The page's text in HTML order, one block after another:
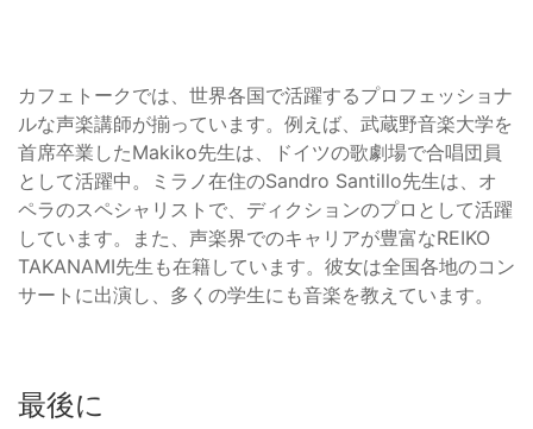
カフェトークでは、世界各国で活躍するプロフェッショナ
ルな声楽講師が揃っています。例えば、武蔵野音楽大学を
首席卒業したMakiko先生は、ドイツの歌劇場で合唱団員
として活躍中。ミラノ在住のSandro Santillo先生は、オ
ペラのスペシャリストで、ディクションのプロとして活躍
しています。また、声楽界でのキャリアが豊富なREIKO
TAKANAMI先生も在籍しています。彼女は全国各地のコン
サートに出演し、多くの学生にも音楽を教えています。
最後に